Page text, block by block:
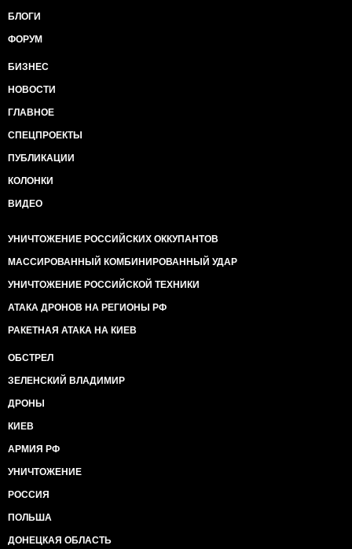
БЛОГИ
ФОРУМ
БИЗНЕС
НОВОСТИ
ГЛАВНОЕ
СПЕЦПРОЕКТЫ
ПУБЛИКАЦИИ
КОЛОНКИ
ВИДЕО
УНИЧТОЖЕНИЕ РОССИЙСКИХ ОККУПАНТОВ
МАССИРОВАННЫЙ КОМБИНИРОВАННЫЙ УДАР
УНИЧТОЖЕНИЕ РОССИЙСКОЙ ТЕХНИКИ
АТАКА ДРОНОВ НА РЕГИОНЫ РФ
РАКЕТНАЯ АТАКА НА КИЕВ
ОБСТРЕЛ
ЗЕЛЕНСКИЙ ВЛАДИМИР
ДРОНЫ
КИЕВ
АРМИЯ РФ
УНИЧТОЖЕНИЕ
РОССИЯ
ПОЛЬША
ДОНЕЦКАЯ ОБЛАСТЬ